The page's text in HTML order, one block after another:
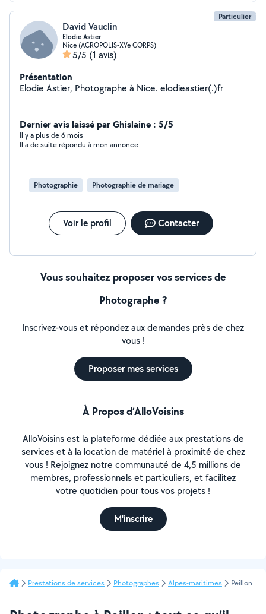
Particulier
David Vauclin
Elodie Astier
Nice (ACROPOLIS-XVe CORPS)
5/5 (1 avis)
Présentation
Elodie Astier, Photographe à Nice. elodieastier(.)fr
Dernier avis laissé par Ghislaine : 5/5
Il y a plus de 6 mois
Il a de suite répondu à mon annonce
Photographie Photographie de mariage
Voir le profil Contacter
Vous souhaitez proposer vos services de
Photographe ?
Inscrivez-vous et répondez aux demandes près de chez
vous !
Proposer mes services
À Propos d’AlloVoisins
AlloVoisins est la plateforme dédiée aux prestations de
services et à la location de matériel à proximité de chez
vous ! Rejoignez notre communauté de 4,5 millions de
membres, professionnels et particuliers, et facilitez
votre quotidien pour tous vos projets !
M'inscrire
Prestations de services Photographes Alpes-maritimes Peillon